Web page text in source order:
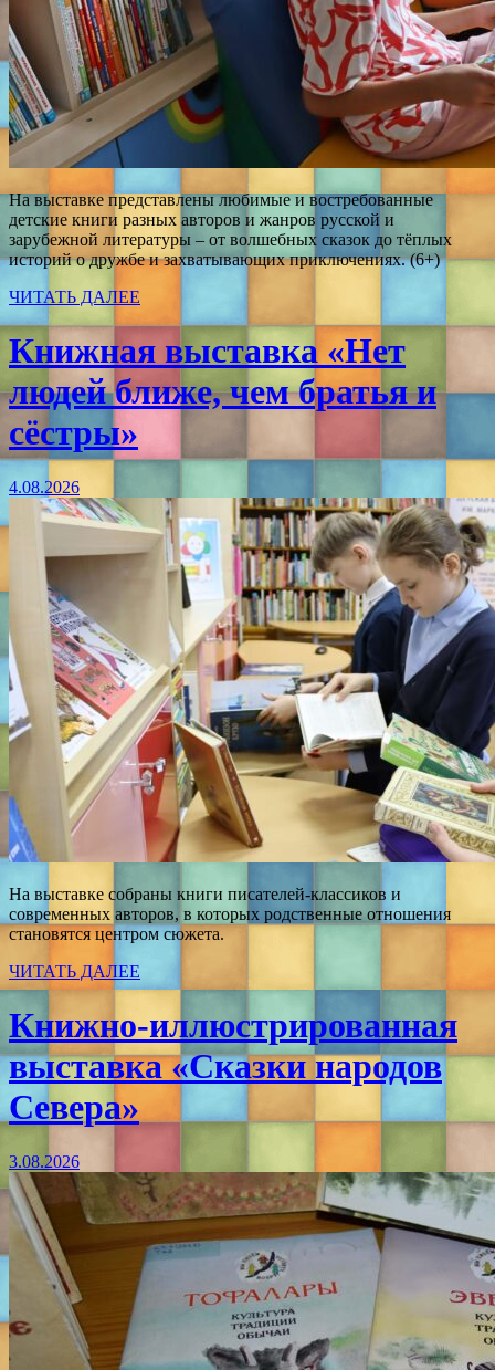
На выставке представлены любимые и востребованные
детские книги разных авторов и жанров русской и
зарубежной литературы – от волшебных сказок до тёплых
историй о дружбе и захватывающих приключениях. (6+)
ЧИТАТЬ ДАЛЕЕ
Книжная выставка «Нет
людей ближе, чем братья и
сёстры»
4.08.2026
На выставке собраны книги писателей-классиков и
современных авторов, в которых родственные отношения
становятся центром сюжета.
ЧИТАТЬ ДАЛЕЕ
Книжно-иллюстрированная
выставка «Сказки народов
Севера»
3.08.2026